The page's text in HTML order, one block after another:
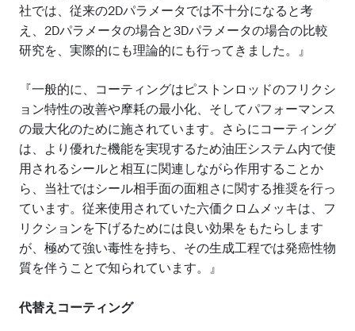
社では、従来の2Dパラメータでは不十分になると考
え、2Dパラメータの場合と3Dパラメータの場合の比較
研究を、実際的にも理論的にも行ってきました。』
『一般的に、コーティングはピストンロッドのフリクシ
ョン特性の改善や摩耗の最小化、そしてパフォーマンス
の最大化のために施されています。さらにコーティング
は、より優れた機能を実現するため油圧システム内で使
用されるシールと相互に関連しながら作用することか
ら、当社ではシール相手面の面粗さに関する推奨を行っ
ています。従来使用されていた六価クロムメッキは、フ
リクションを下げるためには良い効果をもたらします
が、極めて強い毒性を持ち、その生成工程では発癌性物
質を伴うことで知られています。』
代替えコーティング